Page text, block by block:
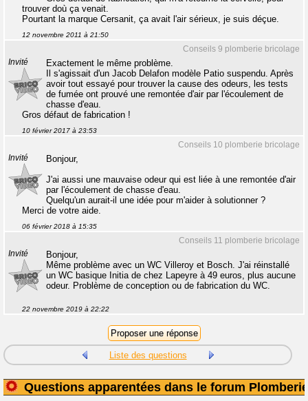
trouver doù ça venait.
Pourtant la marque Cersanit, ça avait l'air sérieux, je suis déçue.
12 novembre 2011 à 21:50
Conseils 9 plomberie bricolage
Invité
Exactement le même problème.
Il s'agissait d'un Jacob Delafon modèle Patio suspendu. Après
avoir tout essayé pour trouver la cause des odeurs, les tests
de fumée ont prouvé une remontée d'air par l'écoulement de
chasse d'eau.
Gros défaut de fabrication !
10 février 2017 à 23:53
Conseils 10 plomberie bricolage
Invité
Bonjour,
J'ai aussi une mauvaise odeur qui est liée à une remontée d'air
par l'écoulement de chasse d'eau.
Quelqu'un aurait-il une idée pour m'aider à solutionner ?
Merci de votre aide.
06 février 2018 à 15:35
Conseils 11 plomberie bricolage
Invité
Bonjour,
Même problème avec un WC Villeroy et Bosch. J'ai réinstallé
un WC basique Initia de chez Lapeyre à 49 euros, plus aucune
odeur. Problème de conception ou de fabrication du WC.
22 novembre 2019 à 22:22
Liste des questions
Questions apparentées dans le forum Plomberie